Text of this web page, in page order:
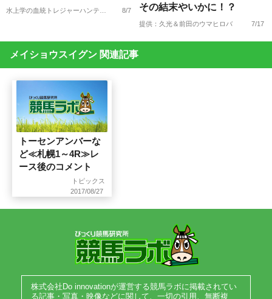
8/7
その結末やいかに！？
提供：久光＆前田のウマヒロバ 7/17
メイショウスイグン 関連記事
トーセンアンバーな
ど≪札幌1～4R≫レ
ース後のコメント
トピックス
2017/08/27
株式会社Do innovationが運営する競馬ラボに掲載されてい
る記事・写真・映像などに関して、一切の引用、無断複